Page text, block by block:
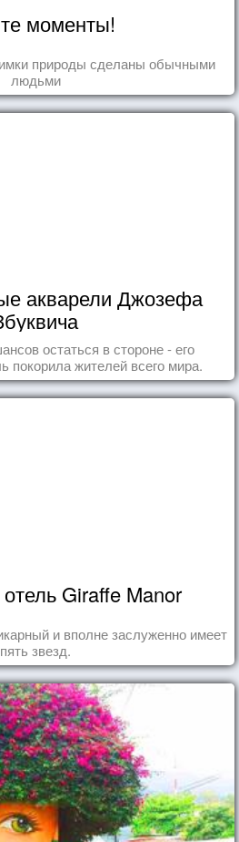
моменты!
природы сделаны обычными
людьми
акварели Джозефа
остаться в стороне - его
покорила жителей всего мира.
Giraffe Manor
и вполне заслуженно имеет
пять звезд.